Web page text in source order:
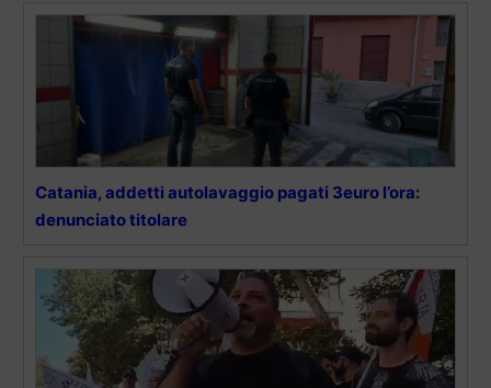
Catania, addetti autolavaggio pagati 3euro l’ora:
denunciato titolare